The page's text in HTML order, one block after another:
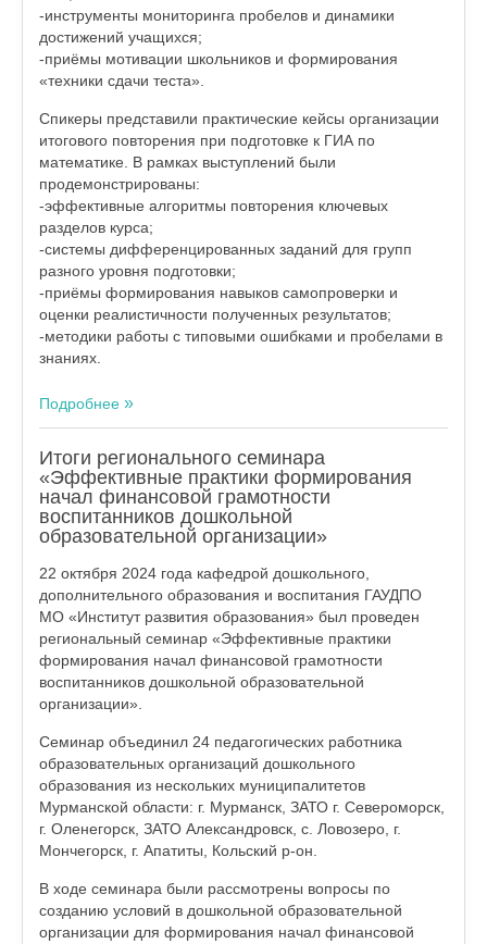
-инструменты мониторинга пробелов и динамики
достижений учащихся;
-приёмы мотивации школьников и формирования
«техники сдачи теста».
Спикеры представили практические кейсы организации
итогового повторения при подготовке к ГИА по
математике. В рамках выступлений были
продемонстрированы:
-эффективные алгоритмы повторения ключевых
разделов курса;
-системы дифференцированных заданий для групп
разного уровня подготовки;
-приёмы формирования навыков самопроверки и
оценки реалистичности полученных результатов;
-методики работы с типовыми ошибками и пробелами в
знаниях.
Подробнее
Итоги регионального семинара
«Эффективные практики формирования
начал финансовой грамотности
воспитанников дошкольной
образовательной организации»
22 октября 2024 года кафедрой дошкольного,
дополнительного образования и воспитания ГАУДПО
МО «Институт развития образования» был проведен
региональный семинар «Эффективные практики
формирования начал финансовой грамотности
воспитанников дошкольной образовательной
организации».
Семинар объединил 24 педагогических работника
образовательных организаций дошкольного
образования из нескольких муниципалитетов
Мурманской области: г. Мурманск, ЗАТО г. Североморск,
г. Оленегорск, ЗАТО Александровск, с. Ловозеро, г.
Мончегорск, г. Апатиты, Кольский р-он.
В ходе семинара были рассмотрены вопросы по
созданию условий в дошкольной образовательной
организации для формирования начал финансовой